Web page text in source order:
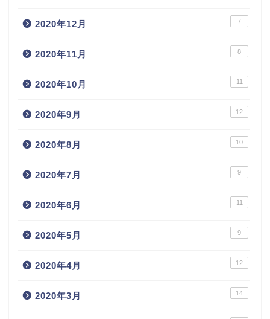
2020年12月 7
2020年11月 8
2020年10月 11
2020年9月 12
2020年8月 10
2020年7月 9
2020年6月 11
2020年5月 9
2020年4月 12
2020年3月 14